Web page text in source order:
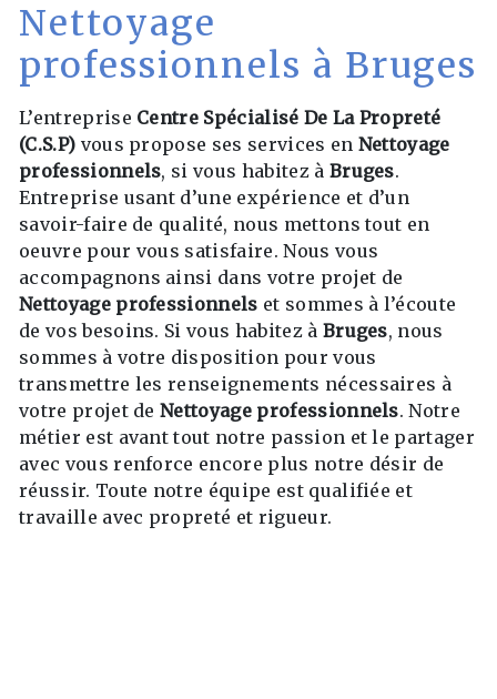
Nettoyage
professionnels à Bruges
L’entreprise Centre Spécialisé De La Propreté
(C.S.P) vous propose ses services en Nettoyage
professionnels, si vous habitez à Bruges.
Entreprise usant d’une expérience et d’un
savoir-faire de qualité, nous mettons tout en
oeuvre pour vous satisfaire. Nous vous
accompagnons ainsi dans votre projet de
Nettoyage professionnels et sommes à l’écoute
de vos besoins. Si vous habitez à Bruges, nous
sommes à votre disposition pour vous
transmettre les renseignements nécessaires à
votre projet deNettoyage professionnels. Notre
métier est avant tout notre passion et le partager
avec vous renforce encore plus notre désir de
réussir. Toute notre équipe est qualifiée et
travaille avec propreté et rigueur.